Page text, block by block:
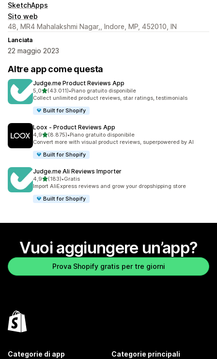
SketchApps
Sito web
48, MR4 Mahalakshmi Nagar,, Indore, MP, 452010, IN
Lanciata
22 maggio 2023
Altre app come questa
Judge.me Product Reviews App
5,0stelle su 5
(43.011)
43011 recensioni totali
•Piano gratuito disponibile
Collect unlimited product reviews, star ratings, testimonials
Built for Shopify
Loox ‑ Product Reviews App
4,9stelle su 5
(8.875)
8875 recensioni totali
•Piano gratuito disponibile
Convert more with visual product reviews, superpowered by AI
Built for Shopify
Judge.me Ali Reviews Importer
4,9stelle su 5
(183)
183 recensioni totali
•Gratis
Import AliExpress reviews and grow your dropshipping store
Built for Shopify
Vuoi aggiungere un’app?
Prova Shopify gratis per tre giorni
Categorie di app Categorie principali